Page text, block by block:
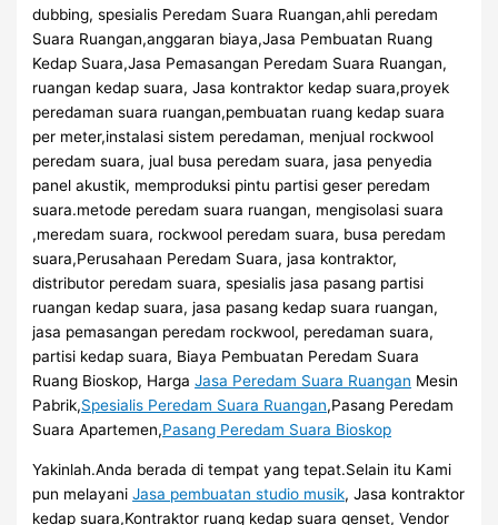
dubbing, spesialis Peredam Suara Ruangan,ahli peredam
Suara Ruangan,anggaran biaya,Jasa Pembuatan Ruang
Kedap Suara,Jasa Pemasangan Peredam Suara Ruangan,
ruangan kedap suara, Jasa kontraktor kedap suara,proyek
peredaman suara ruangan,pembuatan ruang kedap suara
per meter,instalasi sistem peredaman, menjual rockwool
peredam suara, jual busa peredam suara, jasa penyedia
panel akustik, memproduksi pintu partisi geser peredam
suara.metode peredam suara ruangan, mengisolasi suara
,meredam suara, rockwool peredam suara, busa peredam
suara,Perusahaan Peredam Suara, jasa kontraktor,
distributor peredam suara, spesialis jasa pasang partisi
ruangan kedap suara, jasa pasang kedap suara ruangan,
jasa pemasangan peredam rockwool, peredaman suara,
partisi kedap suara, Biaya Pembuatan Peredam Suara
Ruang Bioskop, HargaJasa Peredam Suara Ruangan Mesin
Pabrik,Spesialis Peredam Suara Ruangan,Pasang Peredam
Suara Apartemen,Pasang Peredam Suara Bioskop
Yakinlah.Anda berada di tempat yang tepat.Selain itu Kami
pun melayaniJasa pembuatan studio musik, Jasa kontraktor
kedap suara,Kontraktor ruang kedap suara genset, Vendor